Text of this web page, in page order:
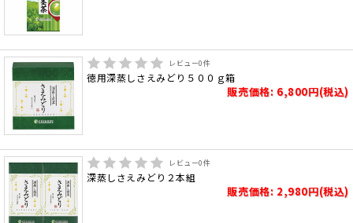
レビュー0件
徳用深蒸しさえみどり５００ｇ箱
販売価格: 6,800円(税込)
レビュー0件
深蒸しさえみどり２本組
販売価格: 2,980円(税込)